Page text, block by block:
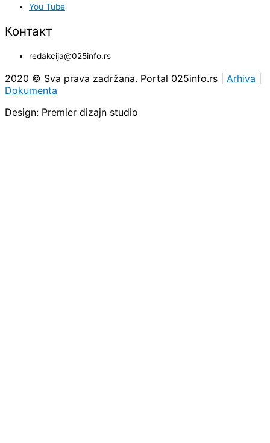
You Tube
Контакт
redakcija@025info.rs
2020 © Sva prava zadržana. Portal 025info.rs | Arhiva
Dokumenta
Design: Premier dizajn studio